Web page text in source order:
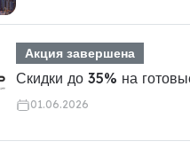
Акция завершена
Скидки до 35% на
01.06.2026